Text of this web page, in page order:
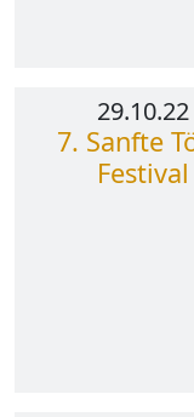
29.10.22
7. Sanfte
Festival